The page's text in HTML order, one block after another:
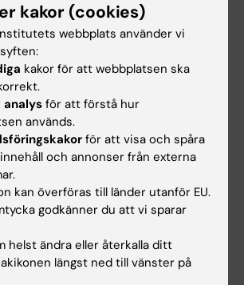
kakor (cookies)
webbplats använder vi
kakor för att webbplatsen ska
analys för att förstå hur
används.
för att visa och spåra
och annonser från externa
kan överföras till länder utanför EU.
godkänner du att vi sparar
helst ändra eller återkalla ditt
längst ned till vänster på